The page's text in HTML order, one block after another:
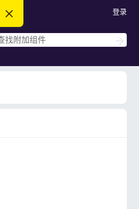
忽
此
通
知
登录
搜
索